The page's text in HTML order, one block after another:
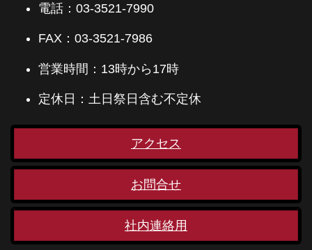
電話：03-3521-7990
FAX：03-3521-7986
営業時間：13時から17時
定休日：土日祭日含む不定休
アクセス
お問合せ
社内連絡用